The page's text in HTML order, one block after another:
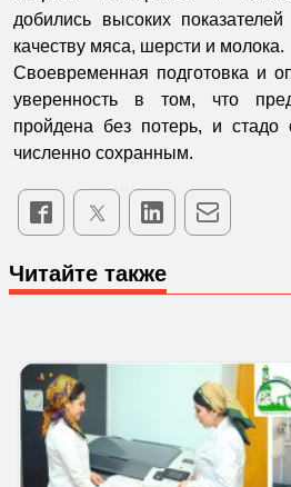
добились высоких
качеству мяса, шерсти и молока.
Своевременная подготовка и
уверенность в том, что
пройдена без потерь, и стадо
численно сохранным.
Читайте также